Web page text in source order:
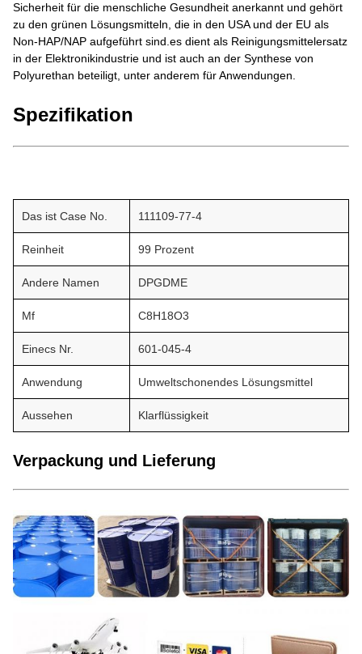
Sicherheit für die menschliche Gesundheit anerkannt und gehört
zu den grünen Lösungsmitteln, die in den USA und der EU als
Non-HAP/NAP aufgeführt sind.es dient als Reinigungsmittelersatz
in der Elektronikindustrie und ist auch an der Synthese von
Polyurethan beteiligt, unter anderem für Anwendungen.
Spezifikation
Das ist Case No. 111109-77-4
Reinheit 99 Prozent
Andere Namen DPGDME
Mf C8H18O3
Einecs Nr. 601-045-4
Anwendung Umweltschonendes Lösungsmittel
Aussehen Klarflüssigkeit
Verpackung und Lieferung